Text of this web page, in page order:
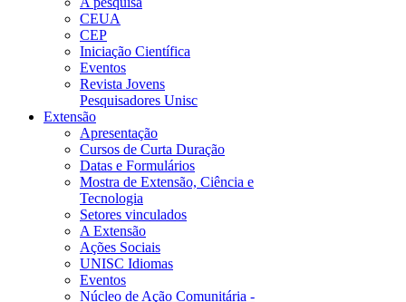
CEUA
CEP
Iniciação Científica
Eventos
Revista Jovens
Pesquisadores Unisc
Extensão
Apresentação
Cursos de Curta Duração
Datas e Formulários
Mostra de Extensão, Ciência e
Tecnologia
Setores vinculados
A Extensão
Ações Sociais
UNISC Idiomas
Eventos
Núcleo de Ação Comunitária -